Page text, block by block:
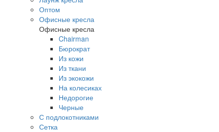
Оптом
Офисные кресла
Офисные кресла
Chairman
Бюрократ
Из кожи
Из ткани
Из экокожи
На колесиках
Недорогие
Черные
С подлокотниками
Сетка